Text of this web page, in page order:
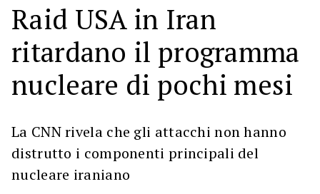
Raid USA in Iran
ritardano il programma
nucleare di pochi mesi
La CNN rivela che gli attacchi non hanno
distrutto i componenti principali del
nucleare iraniano